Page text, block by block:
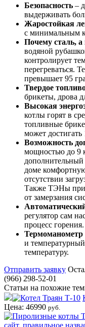
Безопасность –
выдерживать
Жаростойкая
с минимальным
Почему сталь, а
водяной
контролирует
перегреваться.
превышает 95
Твердое
брикеты, дрова
Высокая
котлы горят в
топливные
может достигать
Возможность
мощностью до 9
доме
отсутствии
Также ТЭНы
от замерзания
регулятор сам
процесс горения.
Термоманометр
и
температуру.
Отправить заявку
(966) 298-52-01
Статьи на похожие
Цена: 46990 руб.